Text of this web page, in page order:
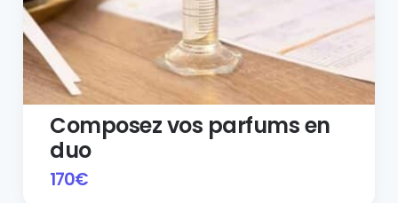
Composez vos parfums en
duo
170€